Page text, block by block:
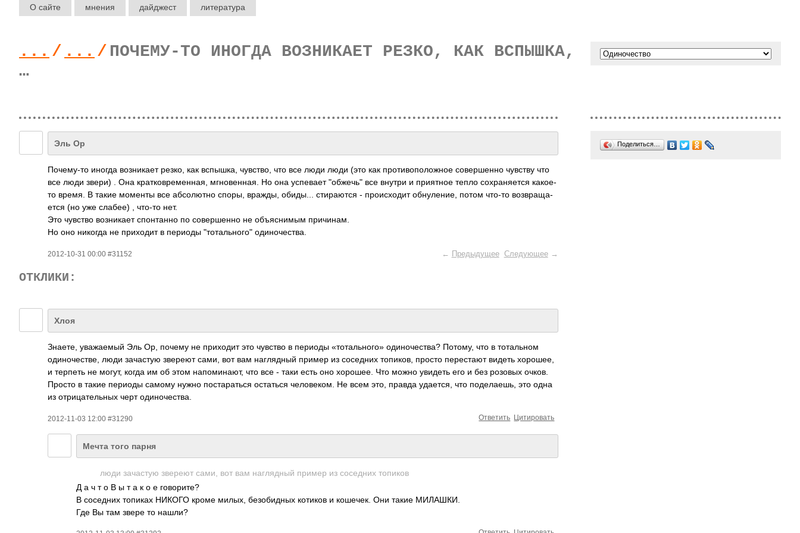
О сайте мнения дайджест литература
... / ... / ПОЧЕМУ-ТО ИНОГДА ВОЗНИКАЕТ РЕЗКО, КАК ВСПЫШКА,
…
Эль Ор
Поче­му-то иногда возн­икает резко, как вспы­шка, чувс­тво, что все люди люди (это как прот­ивоп­олож­ное сове­ршенно чувству что
все люди звери) . Она крат­ковр­емен­ная, мгно­венн­ая. Но она успе­вает "обж­ечь" все внутри и прия­тное тепло сохр­аняе­тся како­е-
то время. В такие моменты все абсо­лютно споры, вражды, обид­ы... стир­аются - прои­сходит обну­ление, потом что-то возв­раща­
ется (но уже слабее) , что-то нет.
Это чувство возн­икает спон­танно по сове­ршенно не объя­снимым прич­инам.
Но оно никогда не прих­одит в периоды "тот­альн­ого" один­очес­тва.
2012-10-31 00:00 #31152 ← Предыдущее Следующее→
ОТКЛИКИ:
Хлоя
Знаете, уваж­аемый Эль Ор, почему не прих­одит это чувство в периоды «тот­альн­ого» один­очес­тва? Потому, что в тота­льном
один­очес­тве, люди зача­стую звереют сами, вот вам нагл­ядный пример из сосе­дних топи­ков, просто пере­стают видеть хоро­шее,
и терпеть не могут, когда им об этом напо­мина­ют, что все - таки есть оно хоро­шее. Что можно увидеть его и без розовых очков.
Просто в такие периоды самому нужно пост­арат­ься оста­ться чело­веком. Не всем это, правда удае­тся, что поде­лаешь, это одна
из отри­цате­льных черт один­очес­тва.
2012-11-03 12:00 #31290 Цитировать
Ответить
Мечта того парня
люди зача­­стую звереют сами, вот вам нагл­­ядный пример из сосе­­дних топи­­ков
Д а ч т о В ы т а к о е гово­рите?
В сосе­дних топиках НИКОГО кроме милых, безо­бидных котиков и коше­чек. Они такие МИЛА­ШКИ.
Где Вы там звере то нашли?
Поделиться…